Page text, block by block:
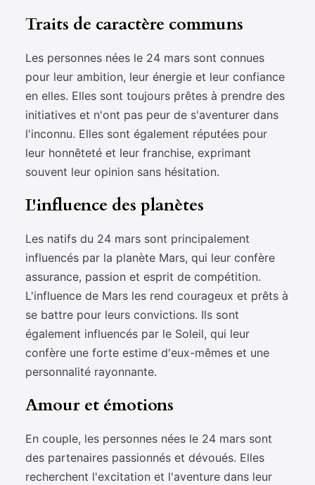
Traits de caractère communs
Les personnes nées le 24 mars sont connues
pour leur ambition, leur énergie et leur confiance
en elles. Elles sont toujours prêtes à prendre des
initiatives et n'ont pas peur de s'aventurer dans
l'inconnu. Elles sont également réputées pour
leur honnêteté et leur franchise, exprimant
souvent leur opinion sans hésitation.
L'influence des planètes
Les natifs du 24 mars sont principalement
influencés par la planète Mars, qui leur confère
assurance, passion et esprit de compétition.
L'influence de Mars les rend courageux et prêts à
se battre pour leurs convictions. Ils sont
également influencés par le Soleil, qui leur
confère une forte estime d'eux-mêmes et une
personnalité rayonnante.
Amour et émotions
En couple, les personnes nées le 24 mars sont
des partenaires passionnés et dévoués. Elles
recherchent l'excitation et l'aventure dans leur